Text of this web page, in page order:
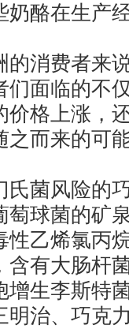
奶酪在生产
消费者来说
们面临的不
价格上涨，
之而来的可
菌风险的
萄球菌的矿
性乙烯氯丙
含有大肠杆
增生李斯特
明治、巧克